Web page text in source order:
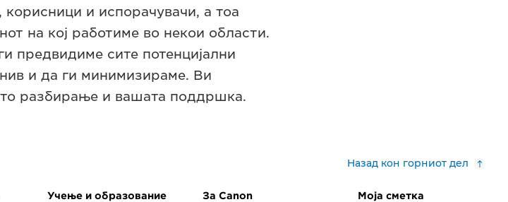
и испорачувачи, а тоа
на кој работиме во некои области.
предвидиме сите потенцијални
и да ги минимизираме. Ви
разбирање и вашата поддршка.
Назад кон горниот дел
Учење и образование За Canon Моја сметка